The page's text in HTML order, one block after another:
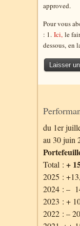
approved.
Pour vous
: 1. Ici, le
dessous, en
du 1er
au 30 juin
Total : +
2025 :
2024 : –
2023 : +
2022 : –